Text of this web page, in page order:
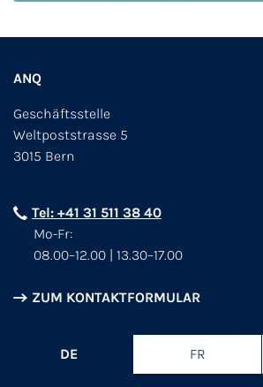
ANQ
Geschäftsstelle
Weltpoststrasse 5
3015 Bern
Tel: +41 31 511 38 40
Mo-Fr:
08.00–12.00 | 13.30–17.00
ZUM KONTAKTFORMULAR
DE FR